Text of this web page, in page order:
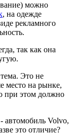
можно
, на одежде
рекламного
так как она
Это не
место на рынке,
при этом должно
Volvo,
это отличие?